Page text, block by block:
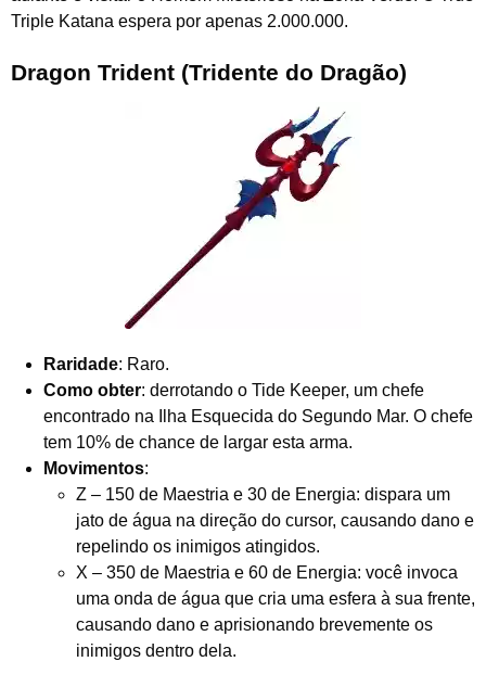
Triple Katana espera por apenas 2.000.000.
Dragon Trident (Tridente do Dragão)
Raridade: Raro.
Como obter: derrotando o Tide Keeper, um chefe
encontrado na Ilha Esquecida do Segundo Mar. O chefe
tem 10% de chance de largar esta arma.
Movimentos:
Z – 150 de Maestria e 30 de Energia: dispara um
jato de água na direção do cursor, causando dano e
repelindo os inimigos atingidos.
X – 350 de Maestria e 60 de Energia: você invoca
uma onda de água que cria uma esfera à sua frente,
causando dano e aprisionando brevemente os
inimigos dentro dela.